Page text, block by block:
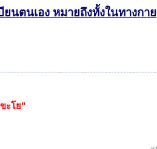
นตนเอง หมายถึงทั้งในทางกาย
ะโย"